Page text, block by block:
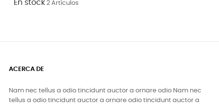
En stock 2 Artículos
ACERCA DE
Nam nec tellus a odio tincidunt auctor a ornare odio Nam nec
tellus a odio tincidunt auctor a ornare odio tincidunt auctor a